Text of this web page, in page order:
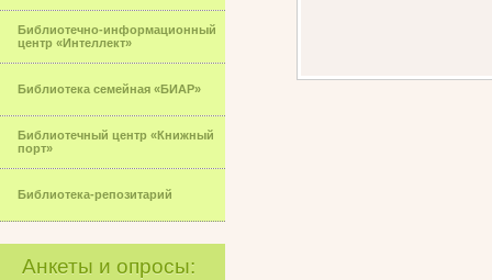
Библиотечно-информационный
центр «Интеллект»
Библиотека семейная «БИАР»
Библиотечный центр «Книжный
порт»
Библиотека-репозитарий
Анкеты и опросы: